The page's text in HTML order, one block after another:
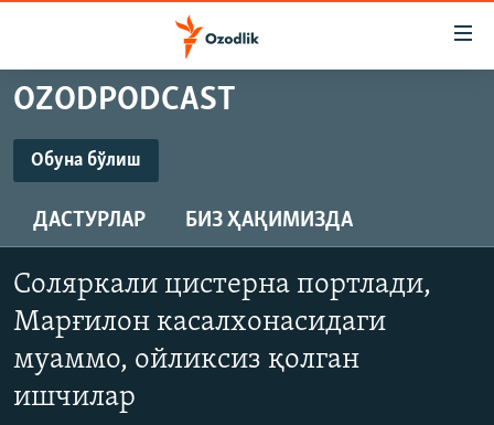
ўтинг
навигацияга
ўтинг
Қидиришга
ўтинг
OZODVIDEO
ИЖТИМОИЙ ТАРМОҚЛАР
OZODPODCAST
Обуна бўлиш
Обуна бўлиш
ДАСТУРЛАР БИЗ ҲАҚИМИЗДА
Соляркали цистерна портлади,
Марғилон касалхонасидаги
муаммо, ойликсиз қолган
ишчилар